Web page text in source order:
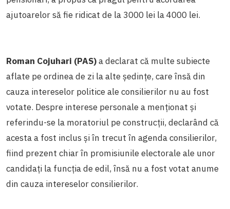
ajutoarelor să fie ridicat de la 3000 lei la 4000 lei.
Roman Cojuhari (PAS)a declarat că multe subiecte
aflate pe ordinea de zi la alte ședințe, care însă din
cauza intereselor politice ale consilierilor nu au fost
votate. Despre interese personale a menționat și
referindu-se la moratoriul pe construcții, declarând că
acesta a fost inclus și în trecut în agenda consilierilor,
fiind prezent chiar în promisiunile electorale ale unor
candidați la funcția de edil, însă nu a fost votat anume
din cauza intereselor consilierilor.